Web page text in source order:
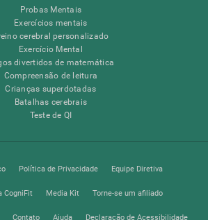
Probas Mentais
Exercícios mentais
cerebral personalizado
Exercício Mental
divertidos de matemática
Compreensão de leitura
Crianças superdotadas
Batalhas cerebrais
Teste de QI
Política de Privacidade Equipe Diretiva
CogniFit Media Kit Torne-se um afiliado
Contato Ajuda Declaração de Acessibilidade